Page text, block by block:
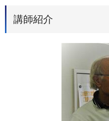
講師紹介